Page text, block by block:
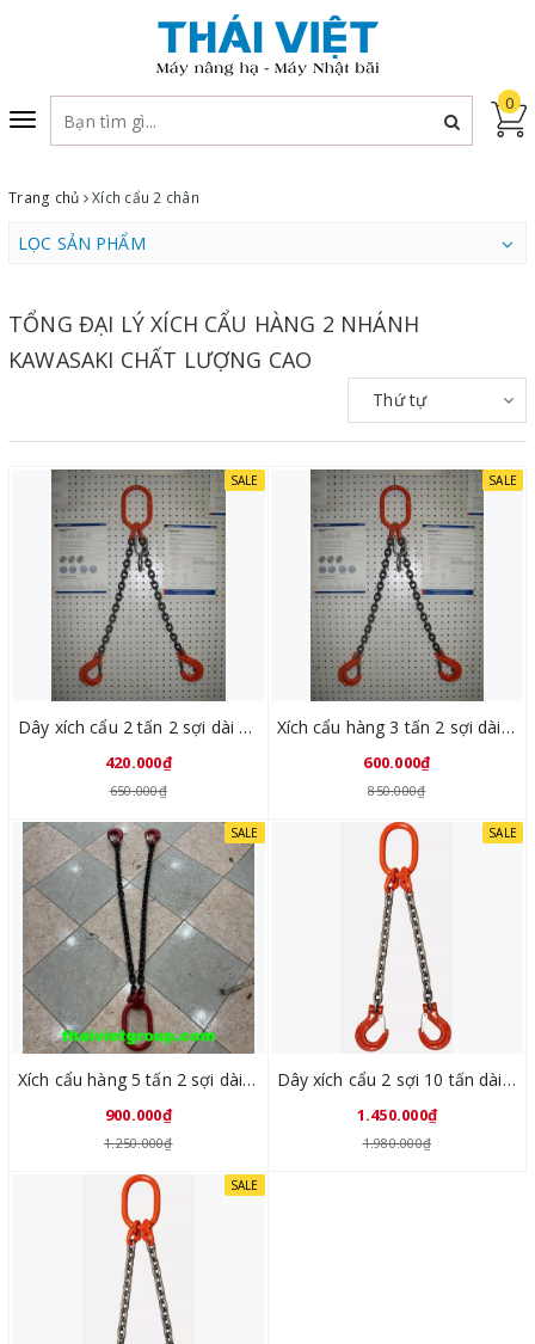
Toggle
navigation
0
Trang chủ Xích cẩu 2 chân
LỌC SẢN PHẨM
TỔNG ĐẠI LÝ XÍCH CẨU HÀNG 2 NHÁNH
KAWASAKI CHẤT LƯỢNG CAO
Thứ tự
SALE
Dây xích cẩu 2 tấn 2 sợi dài 1 mét SLX020106
420.000₫
650.000₫
SALE
Xích cẩu hàng 3 tấn 2 sợi dài 1 mét SLX020108
600.000₫
850.000₫
SALE
Xích cẩu hàng 5 tấn 2 sợi dài 1 mét SLX020110
900.000₫
1.250.000₫
SALE
Dây xích cẩu 2 sợi 10 tấn dài 1 mét SLX020112
1.450.000₫
1.980.000₫
SALE